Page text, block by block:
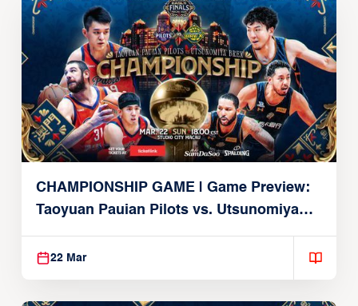
CHAMPIONSHIP GAME | Game Preview:
Taoyuan Pauian Pilots vs. Utsunomiya
Brex (March 22, 2026)
22 Mar